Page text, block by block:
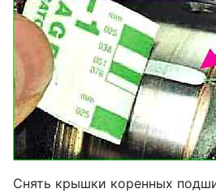
Снять крышки коренных